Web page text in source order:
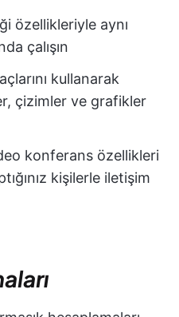
özellikleriyle aynı
çalışın
kullanarak
çizimler ve grafikler
konferans özellikleri
kişilerle iletişim